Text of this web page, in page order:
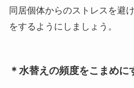
同居個体からのストレスを避
をするようにしましょう。
＊水替えの頻度をこまめに